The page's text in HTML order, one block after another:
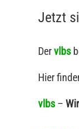
Jetzt
Dervlbs
Hier
vlbs–